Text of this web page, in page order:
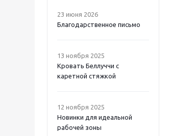
23 июня 2026
Благодарственное письмо
13 ноября 2025
Кровать Беллуччи с
каретной стяжкой
12 ноября 2025
Новинки для идеальной
рабочей зоны